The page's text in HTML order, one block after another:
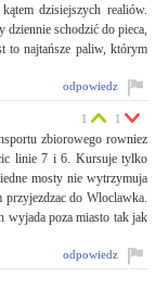
dzisiejszych realiów.
dziennie schodzić do pieca,
to najtańsze paliw, którym
odpowiedz
zbiorowego rowniez
linie 7 i 6. Kursuje tylko
mosty nie wytrzymuja
do Wloclawka.
wyjada poza miasto tak jak
1 1
odpowiedz